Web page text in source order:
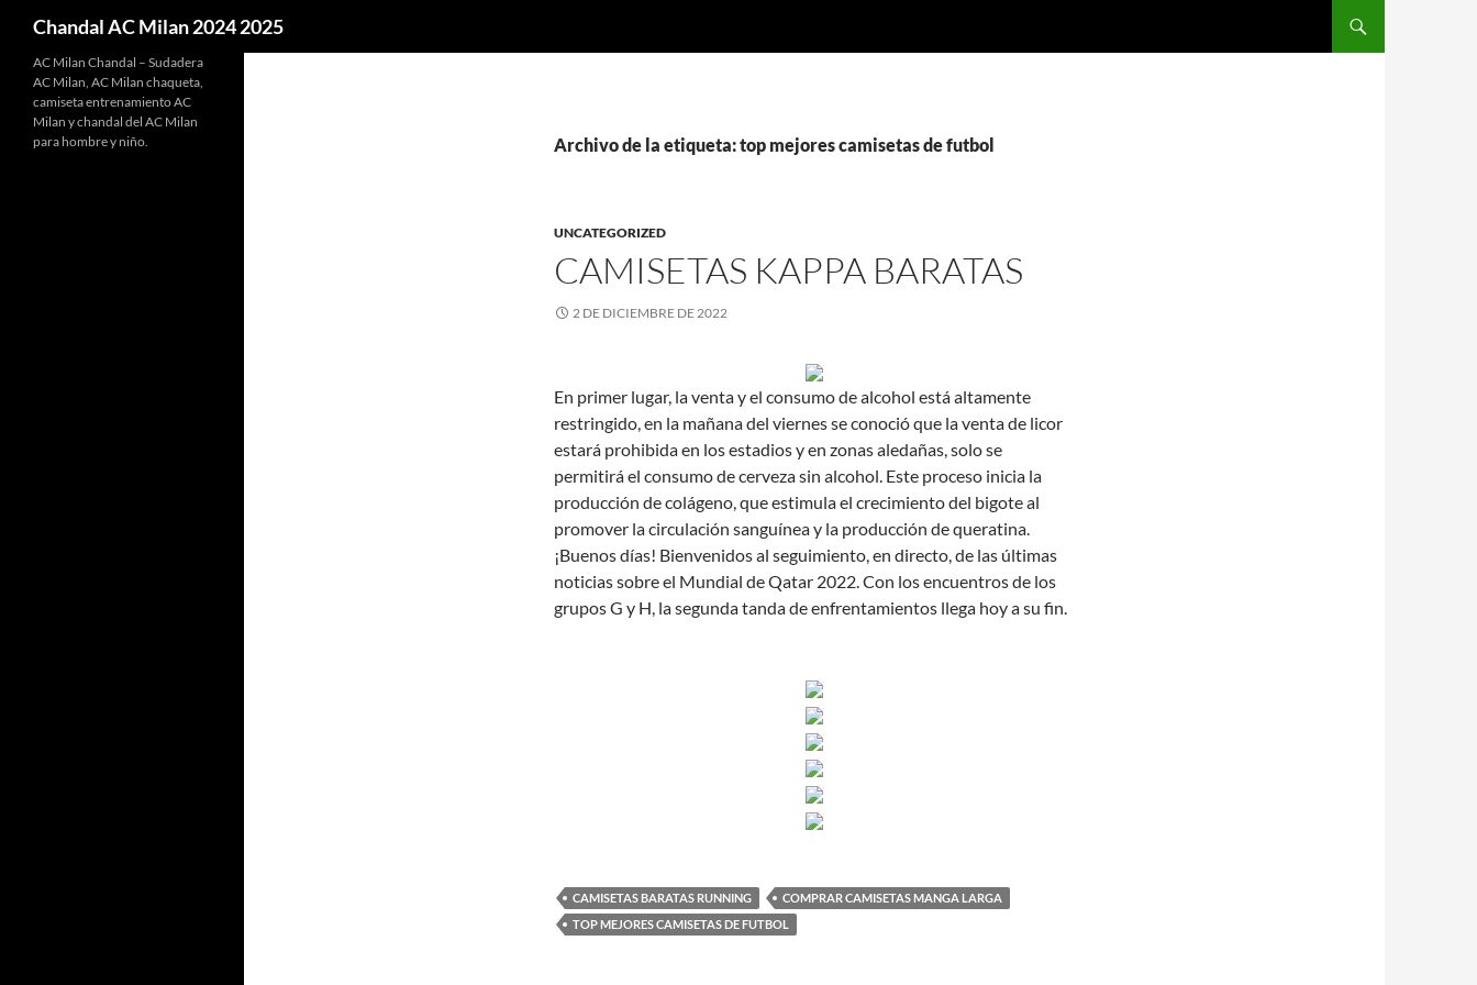
Chandal AC Milan 2024 2025
Archivo de la etiqueta: top mejores camisetas de futbol
UNCATEGORIZED
CAMISETAS KAPPA BARATAS
2 DE DICIEMBRE DE 2022
En primer lugar, la venta y el consumo de alcohol está altamente
restringido, en la mañana del viernes se conoció que la venta de licor
estará prohibida en los estadios y en zonas aledañas, solo se
permitirá el consumo de cerveza sin alcohol. Este proceso inicia la
producción de colágeno, que estimula el crecimiento del bigote al
promover la circulación sanguínea y la producción de queratina.
¡Buenos días! Bienvenidos al seguimiento, en directo, de las últimas
noticias sobre el Mundial de Qatar 2022. Con los encuentros de los
grupos G y H, la segunda tanda de enfrentamientos llega hoy a su fin.
CAMISETAS BARATAS RUNNING
COMPRAR CAMISETAS MANGA LARGA
TOP MEJORES CAMISETAS DE FUTBOL
AC Milan Chandal – Sudadera
AC Milan, AC Milan chaqueta,
camiseta entrenamiento AC
Milan y chandal del AC Milan
para hombre y niño.